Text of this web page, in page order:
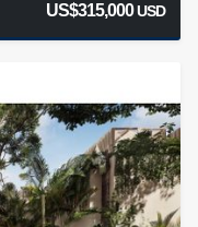
US$315,000USD